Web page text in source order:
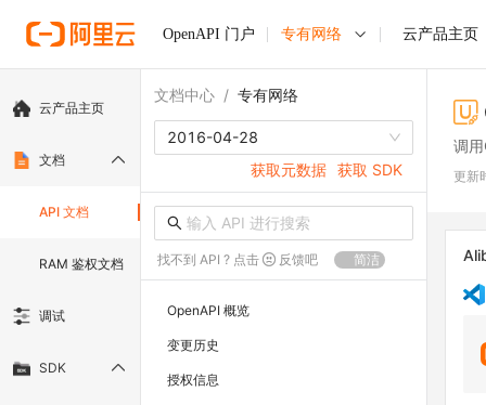
OpenAPI 门户 专有网络 云产品主页
云产品主页
文档
API 文档
RAM 鉴权文档
调试
SDK
文档中心 / 专有网络
2016-04-28
获取元数据 获取 SDK
找不到 API ? 点击 反馈吧 简洁
OpenAPI 概览
变更历史
授权信息
调
更新